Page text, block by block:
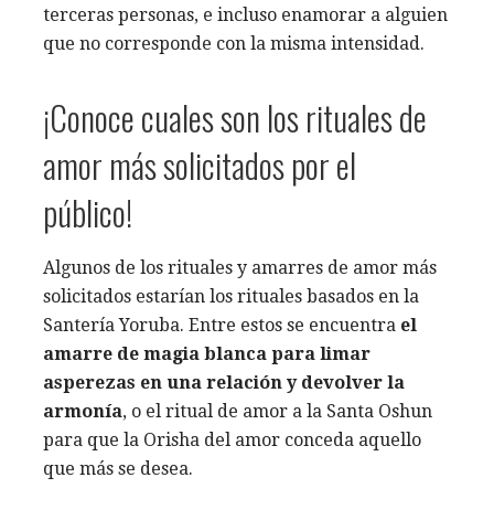
terceras personas, e incluso enamorar a alguien
que no corresponde con la misma intensidad.
¡Conoce cuales son los rituales de
amor más solicitados por el
público!
Algunos de los rituales y amarres de amor más
solicitados estarían los rituales basados en la
Santería Yoruba. Entre estos se encuentra el
amarre de magia blanca para limar
asperezas en una relación y devolver la
armonía, o el ritual de amor a la Santa Oshun
para que la Orisha del amor conceda aquello
que más se desea.